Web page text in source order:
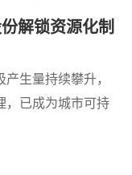
解锁资源化制
生量持续攀升，
，已成为城市可持